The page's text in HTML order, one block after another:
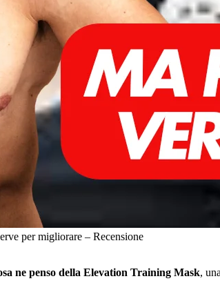
per migliorare – Recensione
ne penso della Elevation Training Mask,